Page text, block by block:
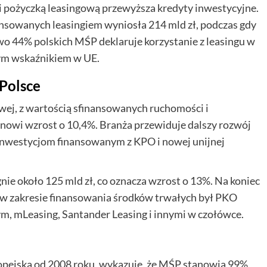
leasingową przewyższa kredyty inwestycyjne.
leasingiem wyniosła 214 mld zł, podczas gdy
44% polskich MŚP deklaruje korzystanie z leasingu w
wskaźnikiem w UE.
z wartością sfinansowanych ruchomości i
wzrost o 10,4%. Branża przewiduje dalszy rozwój
finansowanym z KPO i nowej unijnej
około 125 mld zł, co oznacza wzrost o 13%. Na koniec
zakresie finansowania środków trwałych był PKO
mLeasing, Santander Leasing i innymi w czołówce.
od 2008 roku, wykazuje, że MŚP stanowią 99%